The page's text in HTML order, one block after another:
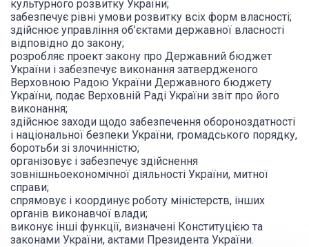
культурного розвитку України;
забезпечує рівні умови розвитку всіх форм власності;
здійснює управління об’єктами державної власності
відповідно до закону;
розробляє проект закону про Державний бюджет
України і забезпечує виконання затвердженого
Верховною Радою України Державного бюджету
України, подає Верховній Раді України звіт про його
виконання;
здійснює заходи щодо забезпечення обороноздатності
і національної безпеки України, громадського порядку,
боротьби зі злочинністю;
організовує і забезпечує здійснення
зовнішньоекономічної діяльності України, митної
справи;
спрямовує і координує роботу міністерств, інших
органів виконавчої влади;
виконує інші функції, визначені Конституцією та
законами України, актами Президента України.